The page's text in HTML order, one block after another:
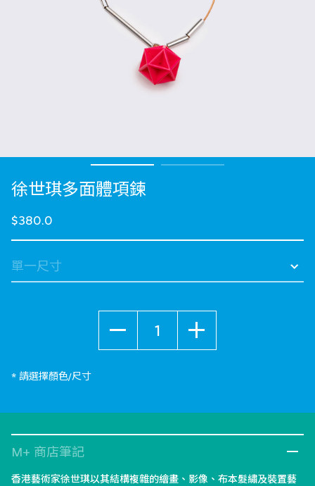
徐世琪多面體項鍊
$380.0
* 請選擇顏色/尺寸
M+ 商店筆記
香港藝術家徐世琪以其結構複雜的繪畫、影像、布本髮繡及裝置藝